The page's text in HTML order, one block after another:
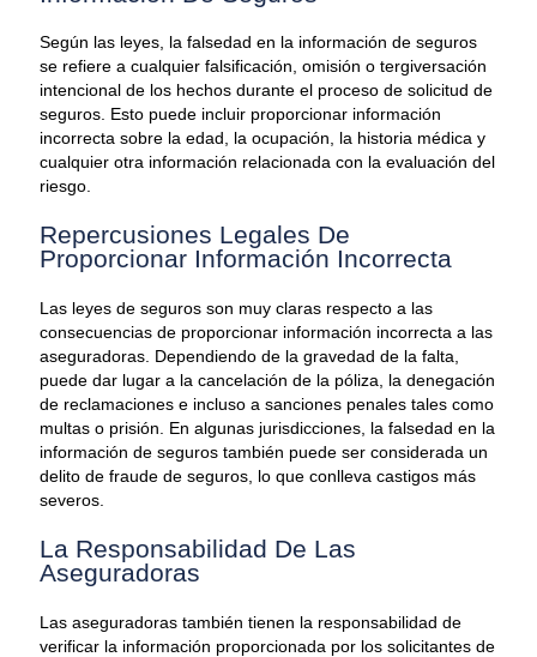
Según las leyes, la falsedad en la información de seguros
se refiere a cualquier falsificación, omisión o tergiversación
intencional de los hechos durante el proceso de solicitud de
seguros. Esto puede incluir proporcionar información
incorrecta sobre la edad, la ocupación, la historia médica y
cualquier otra información relacionada con la evaluación del
riesgo.
Repercusiones Legales De
Proporcionar Información Incorrecta
Las leyes de seguros son muy claras respecto a las
consecuencias de proporcionar información incorrecta a las
aseguradoras. Dependiendo de la gravedad de la falta,
puede dar lugar a la cancelación de la póliza, la denegación
de reclamaciones e incluso a sanciones penales tales como
multas o prisión. En algunas jurisdicciones, la falsedad en la
información de seguros también puede ser considerada un
delito de fraude de seguros, lo que conlleva castigos más
severos.
La Responsabilidad De Las
Aseguradoras
Las aseguradoras también tienen la responsabilidad de
verificar la información proporcionada por los solicitantes de